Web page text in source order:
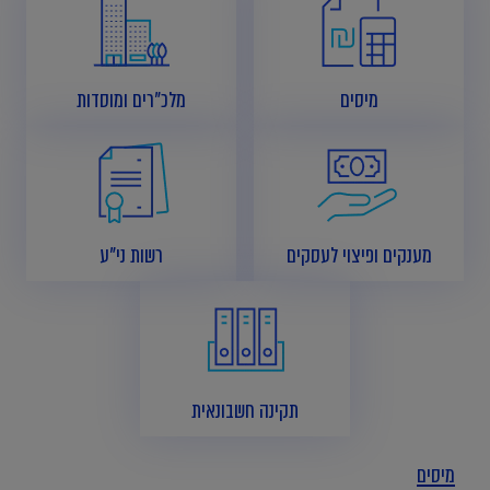
מיסים מלכ"רים ומוסדות
מענקים ופיצוי לעסקים רשות ני"ע
תקינה חשבונאית
מיסים